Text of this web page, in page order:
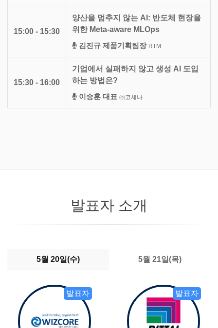
15:00 - 15:30
양산을 멈추지 않는 AI: 반도체 현장을
위한 Meta-aware MLOps
김진규 제품기획팀장 RTM
15:30 - 16:00
기업에서 실패하지 않고 생성 AI 도입
하는 방법은?
이승훈 대표 ㈜코세나
발표자 소개
5월 20일(수) 5월 21일(목)
발표자 발표자